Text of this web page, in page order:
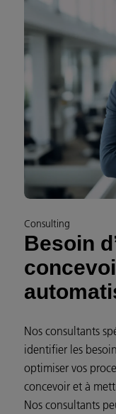
Consulting
Besoin
Nos consultants
identifier les
optimiser vos
concevoir et à
Nos consultants